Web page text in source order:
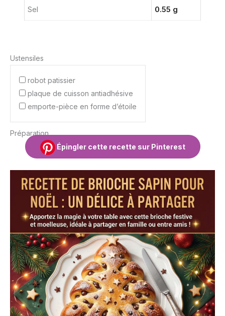
Sel 0.55 g
Ustensiles
robot patissier
plaque de cuisson antiadhésive
emporte-pièce en forme d’étoile
Préparation
Épingler cette recette sur Pinterest